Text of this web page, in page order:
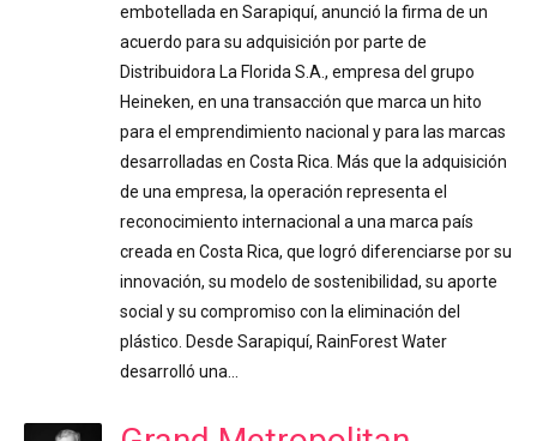
embotellada en Sarapiquí, anunció la firma de un
acuerdo para su adquisición por parte de
Distribuidora La Florida S.A., empresa del grupo
Heineken, en una transacción que marca un hito
para el emprendimiento nacional y para las marcas
desarrolladas en Costa Rica. Más que la adquisición
de una empresa, la operación representa el
reconocimiento internacional a una marca país
creada en Costa Rica, que logró diferenciarse por su
innovación, su modelo de sostenibilidad, su aporte
social y su compromiso con la eliminación del
plástico. Desde Sarapiquí, RainForest Water
desarrolló una…